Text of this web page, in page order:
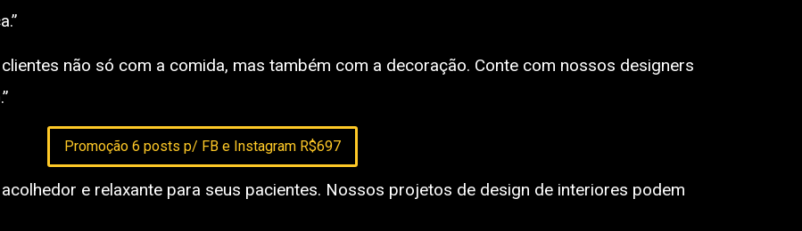
não só com a comida, mas também com a decoração. Conte com nossos designers
Promoção 6 posts p/ FB e Instagram R$697
e relaxante para seus pacientes. Nossos projetos de design de interiores podem